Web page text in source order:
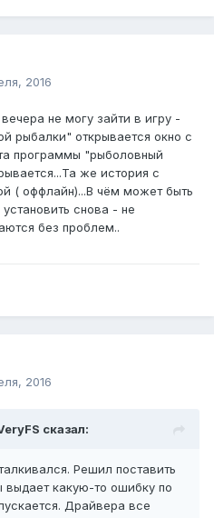
2016
не могу зайти в игру -
рыбалки" открывается окно с
программы "рыболовный
же история с
( оффлайн)...В чём может быть
снова - не
без проблем..
2016
сказал:
Решил поставить
выдает какую-то ошибку по
Драйвера все